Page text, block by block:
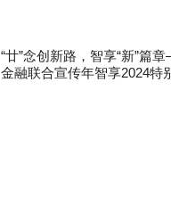
“廿”念创新路，智享“新”篇
金融联合宣传年智享2024特